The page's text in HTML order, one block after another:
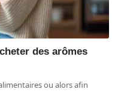
des arômes
ou alors afin